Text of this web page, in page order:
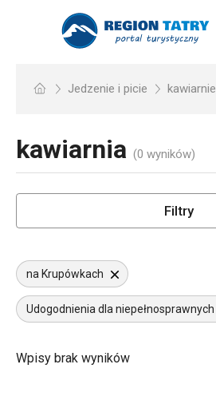
Jedzenie i picie kawiarnie
kawiarnia (0 wyników)
Filtry
na Krupówkach
Udogodnienia dla niepełnosprawnych
Wpisy brak wyników